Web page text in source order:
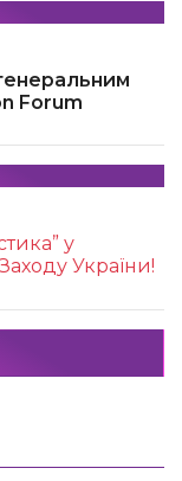
Forum
у
України!